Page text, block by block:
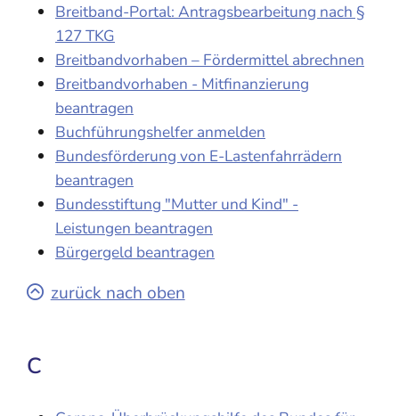
Breitband-Portal: Antragsbearbeitung nach §
127 TKG
Breitbandvorhaben – Fördermittel abrechnen
Breitbandvorhaben - Mitfinanzierung
beantragen
Buchführungshelfer anmelden
Bundesförderung von E-Lastenfahrrädern
beantragen
Bundesstiftung "Mutter und Kind" -
Leistungen beantragen
Bürgergeld beantragen
zurück nach oben
C